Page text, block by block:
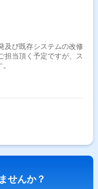
及び既存システムの改修
担当頂く予定ですが、ス
せんか？